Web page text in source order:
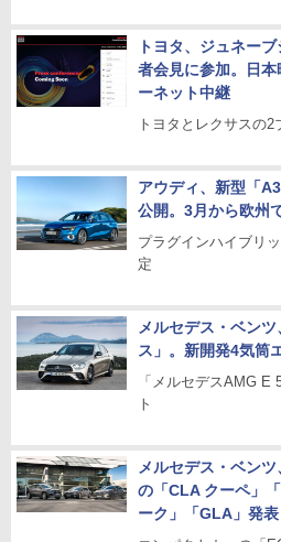
トヨタ、ジュネー
者会見に参加。日
ーネット中継
トヨタとレクサスの
アウディ、新型「
公開。3月から欧州
プラグインハイブリ
定
メルセデス・ベン
ス」。新開発4気筒
「メルセデスAMG E
ト
メルセデス・ベン
の「CLA クーペ」
ーク」「GLA」発表